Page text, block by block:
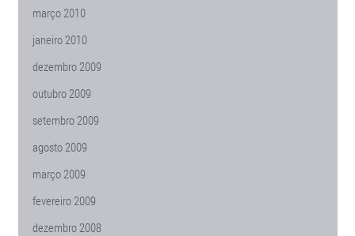
março 2010
janeiro 2010
dezembro 2009
outubro 2009
setembro 2009
agosto 2009
março 2009
fevereiro 2009
dezembro 2008